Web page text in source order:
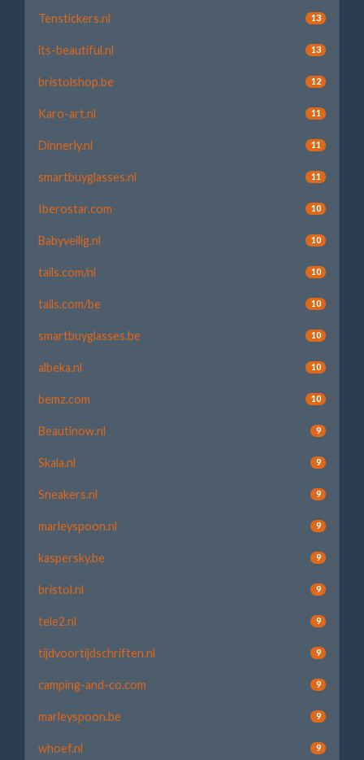
Tenstickers.nl 13
its-beautiful.nl 13
bristolshop.be 12
Karo-art.nl 11
Dinnerly.nl 11
smartbuyglasses.nl 11
Iberostar.com 10
Babyveilig.nl 10
tails.com/nl 10
tails.com/be 10
smartbuyglasses.be 10
albeka.nl 10
bemz.com 10
Beautinow.nl 9
Skala.nl 9
Sneakers.nl 9
marleyspoon.nl 9
kaspersky.be 9
bristol.nl 9
tele2.nl 9
tijdvoortijdschriften.nl 9
camping-and-co.com 9
marleyspoon.be 9
whoef.nl 9